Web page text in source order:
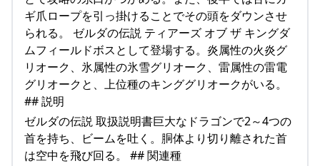
ギ爪ロープを引っ掛けることでその頭をダウンさせ
られる。 ゼルダの伝説 ティアーズ オブ ザ キングダ
ムフィールドボスとして登場する。炎属性の火炎グ
リオーク、氷属性の氷雪グリオーク、雷属性の雷電
グリオークと、上位種のキンググリオークがいる。
## 説明
ゼルダの伝説 取扱説明書巨大なドラゴンで2～4つの
首を持ち、ビームを吐く。胴体より切り離された首
は空中を飛び回る。 ## 関連種